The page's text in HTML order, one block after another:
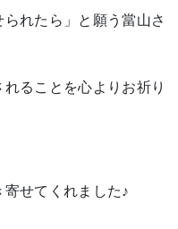
られたら」と願う當山さ
ることを心よりお祈り
せてくれました♪